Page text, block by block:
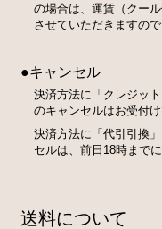
の場合は、運賃（クー
させていただきますの
●キャンセル
決済方法に「クレジッ
のキャンセルはお受付け
決済方法に「代引引換
セルは、前日18時まで
送料について